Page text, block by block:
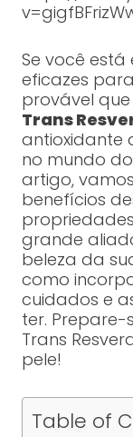
Se você
eficazes
provável
Trans
antioxidante
no mundo
artigo,
benefícios
grande
beleza da
como
cuidados e
ter.
Trans
pele!
Table of